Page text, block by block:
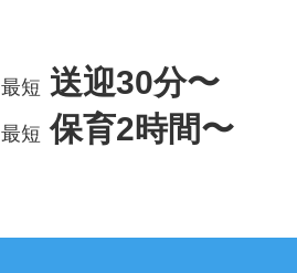
最短 送迎30分〜
最短 保育2時間〜